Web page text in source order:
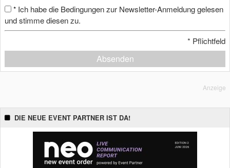
* Ich habe die Bedingungen zur Newsletter-Anmeldung gelesen
und stimme diesen zu.
* Pflichtfeld
Absenden
Anzeige
DIE NEUE EVENT PARTNER IST DA!